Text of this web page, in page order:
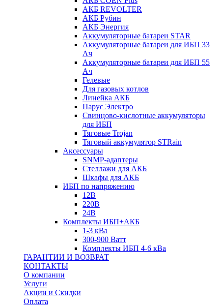
АКБ REVOLTER
АКБ Рубин
АКБ Энергия
Аккумуляторные батареи STAR
Аккумуляторные батареи для ИБП 33
Ач
Аккумуляторные батареи для ИБП 55
Ач
Гелевые
Для газовых котлов
Линейка АКБ
Парус Электро
Свинцово-кислотные аккумуляторы
для ИБП
Тяговые Trojan
Тяговый аккумулятор STRain
Аксессуары
SNMP-адаптеры
Стеллажи для АКБ
Шкафы для АКБ
ИБП по напряжению
12В
220В
24В
Комплекты ИБП+АКБ
1-3 кВа
300-900 Ватт
Комплекты ИБП 4-6 кВа
ГАРАНТИИ И ВОЗВРАТ
КОНТАКТЫ
О компании
Услуги
Акции и Скидки
Оплата